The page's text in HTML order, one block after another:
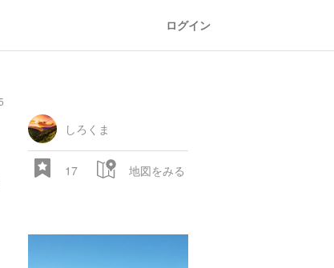
ログイン
しろくま
17 地図をみる